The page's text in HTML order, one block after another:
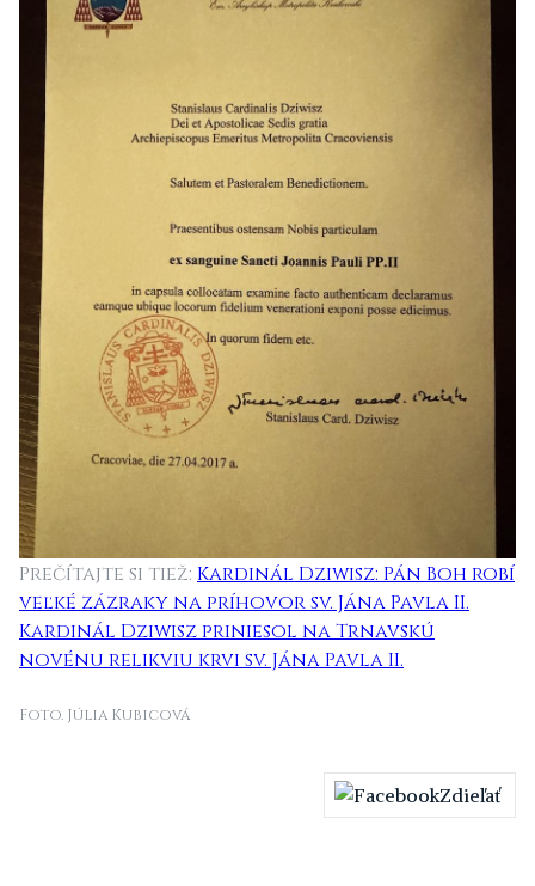
Prečítajte si tiež: Kardinál Dziwisz: Pán Boh robí
veľké zázraky na príhovor sv. Jána Pavla II.
Kardinál Dziwisz priniesol na Trnavskú
novénu relikviu krvi sv. Jána Pavla II.
Foto. Júlia Kubicová
Zdieľať